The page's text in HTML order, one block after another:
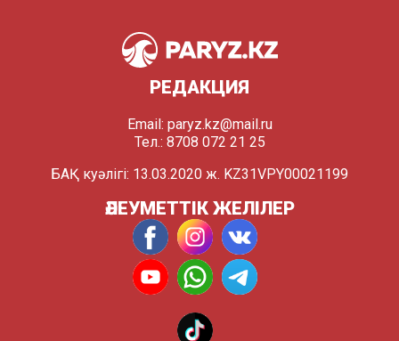
РЕДАКЦИЯ
Email: paryz.kz@mail.ru
Тел.: 8708 072 21 25
БАҚ куәлігі: 13.03.2020 ж. KZ31VPY00021199
ӘЛЕУМЕТТІК ЖЕЛІЛЕР